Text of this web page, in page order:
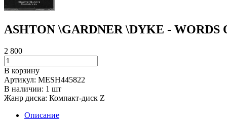
ASHTON \GARDNER \DYKE - WORDS
2 800
В корзину
Артикул: MESH445822
В наличии: 1 шт
Жанр диска: Компакт-диск Z
Описание